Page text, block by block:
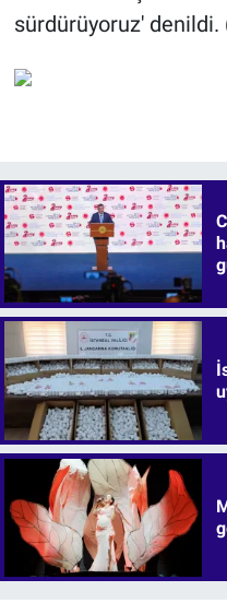
sürdürüyoruz' denildi.